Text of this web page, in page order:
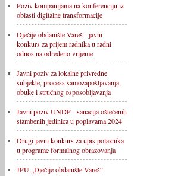
Poziv kompanijama na konferenciju iz
oblasti digitalne transformacije
Dječije obdanište Vareš - javni
konkurs za prijem radnika u radni
odnos na određeno vrijeme
Javni poziv za lokalne privredne
subjekte, process samozapošljavanja,
obuke i stručnog osposobljavanja
Javni poziv UNDP - sanacija oštećenih
stambenih jedinica u poplavama 2024
Drugi javni konkurs za upis polaznika
u programe formalnog obrazovanja
JPU „Dječije obdanište Vareš“